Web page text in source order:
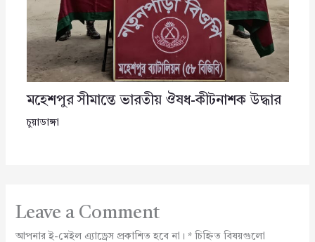
মহেশপুর সীমান্তে ভারতীয় ঔষধ-কীটনাশক উদ্ধার
চুয়াডাঙ্গা
Leave a Comment
আপনার ই-মেইল এ্যাড্রেস প্রকাশিত হবে না। *চিহ্নিত বিষয়গুলো